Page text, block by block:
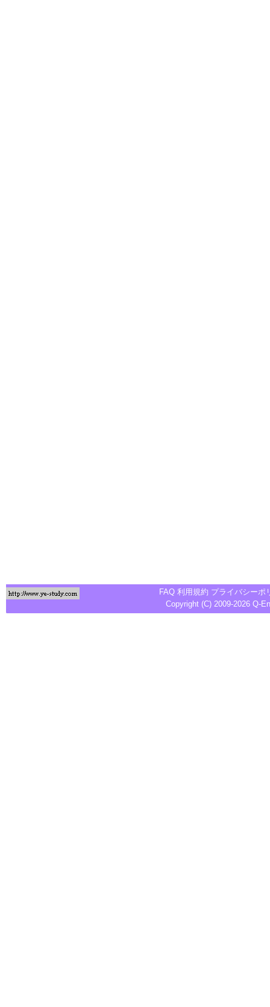
FAQ 利用規約 プライバシーポ
Copyright (C) 2009-2026 Q-